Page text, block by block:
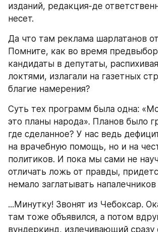
изданий, редакция-де
несет.
Да что там реклама шарлатанов
Помните, как во время
кандидаты в депутаты,
локтями, излагали на газетных
благие намерения?
Суть тех программ была одна:
это планы народа». Планов было
где сделанное? У нас ведь
на врачебную помощь, но и на
политиков. И пока мы сами не
отличать ложь от правды,
немало заглатывать
...Минутку! Звонят из Чебоксар.
там тоже объявился, а потом
вундеркинд, излечивающий сразу